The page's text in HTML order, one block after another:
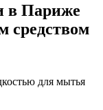
в Париже
средством
для мытья